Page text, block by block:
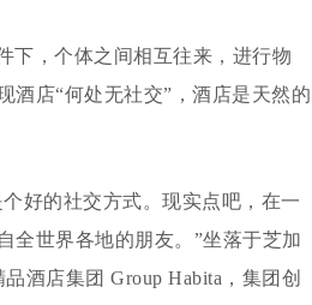
下，个体之间相互往来，进行物
酒店“何处无社交”，酒店是天然的
好的社交方式。现实点吧，在一
全世界各地的朋友。”坐落于芝加
酒店集团 Group Habita，集团创